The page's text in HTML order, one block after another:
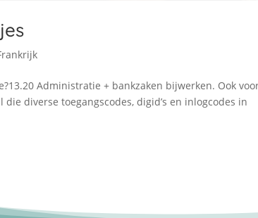
Administratie + bankzaken bijwerken. Ook
diverse toegangscodes, digid’s en inlogcodes in